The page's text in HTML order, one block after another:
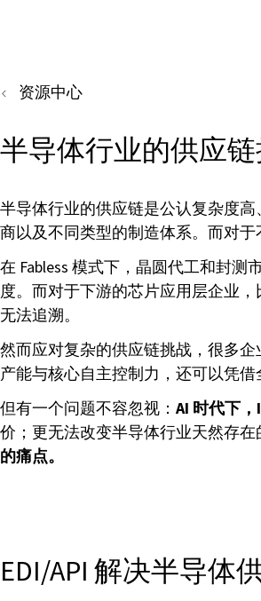
资源中心
半导体行业的供应
半导体行业的供应链是公认复杂度
商以及不同类型的制造体系。而对
在 Fabless 模式下，晶圆代工和封
度。而对于下游的芯片应用层企业
无法追溯。
然而应对复杂的供应链挑战，很多
产能与核心自主控制力，还可以凭
但有一个问题不容忽视： AI 时代下
价；更无法改变半导体行业天然存在
的痛点。
EDI/API 解决半导体